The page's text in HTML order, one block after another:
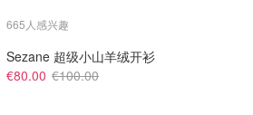
665人感兴趣
Sezane 超级小山羊绒开衫
€80.00 €100.00